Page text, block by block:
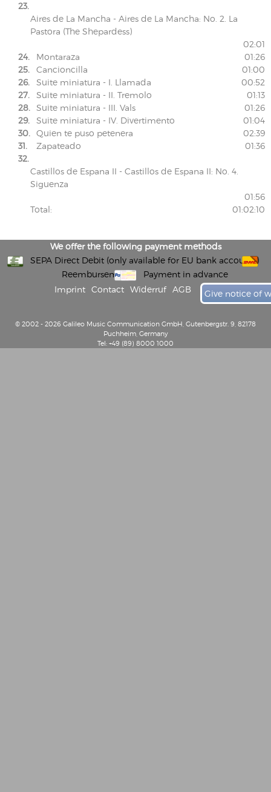
23.
Aires de La Mancha - Aires de La Mancha: No. 2. La
Pastora (The Shepardess)
02:01
24.
Montaraza
01:26
25.
Cancioncilla
01:00
26.
Suite miniatura - I. Llamada
00:52
27.
Suite miniatura - II. Tremolo
01:13
28.
Suite miniatura - III. Vals
01:26
29.
Suite miniatura - IV. Divertimento
01:04
30.
Quien te puso petenera
02:39
31.
Zapateado
01:36
32.
Castillos de Espana II - Castillos de Espana II: No. 4.
Siguenza
01:56
Total:
01:02:10
We offer the following payment methods
SEPA Direct Debit (only available for EU bank accounts)
Reembursement
Payment in advance
Imprint
Contact Widerruf AGB Give notice of
© 2002 - 2026 Galileo Music Communication GmbH, Gutenbergstr. 9, 82178
Puchheim, Germany
Tel: +49 (89) 8000 1000